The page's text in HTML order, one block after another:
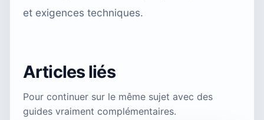
et exigences techniques.
Articles liés
Pour continuer sur le même sujet avec des
guides vraiment complémentaires.